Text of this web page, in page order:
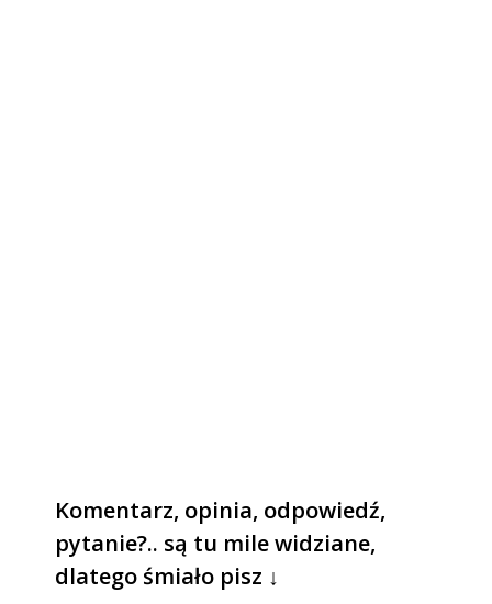
Komentarz, opinia, odpowiedź,
pytanie?.. są tu mile widziane,
dlatego śmiało pisz ↓